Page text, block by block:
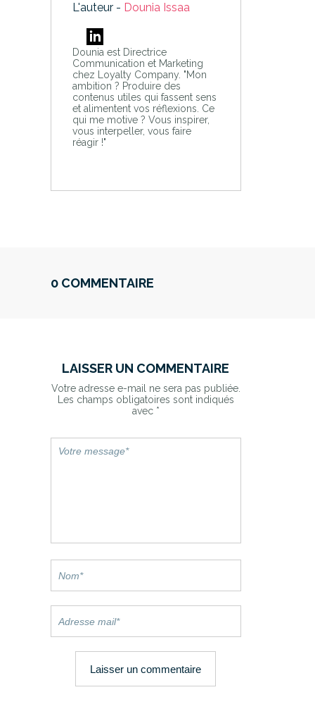
L'auteur - Dounia Issaa
Dounia est Directrice
Communication et Marketing
chez Loyalty Company. "Mon
ambition ? Produire des
contenus utiles qui fassent sens
et alimentent vos réflexions. Ce
qui me motive ? Vous inspirer,
vous interpeller, vous faire
réagir !"
0 COMMENTAIRE
LAISSER UN COMMENTAIRE
Votre adresse e-mail ne sera pas publiée.
Les champs obligatoires sont indiqués
avec *